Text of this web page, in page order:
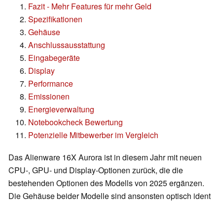
Fazit - Mehr Features für mehr Geld
Spezifikationen
Gehäuse
Anschlussausstattung
Eingabegeräte
Display
Performance
Emissionen
Energieverwaltung
Notebookcheck Bewertung
Potenzielle Mitbewerber im Vergleich
Das Alienware 16X Aurora ist in diesem Jahr mit neuen
CPU-, GPU- und Display-Optionen zurück, die die
bestehenden Optionen des Modells von 2025 ergänzen.
Die Gehäuse beider Modelle sind ansonsten optisch ident